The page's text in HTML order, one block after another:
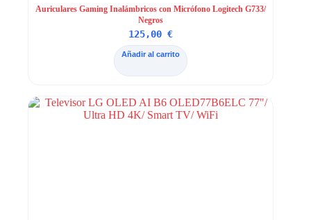
Auriculares Gaming Inalámbricos con Micrófono Logitech G733/
Negros
125,00€
Añadir al carrito